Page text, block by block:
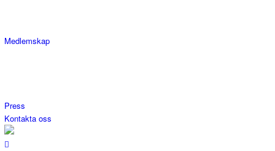
Medlemskap
Press
Kontakta oss